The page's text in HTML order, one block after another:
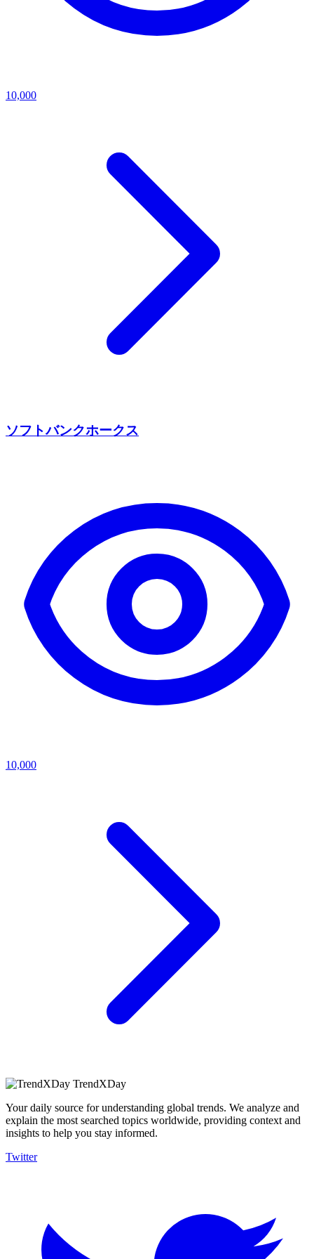
10,000
ソフトバンクホークス
10,000
TrendXDay
Your daily source for understanding global trends. We analyze and
explain the most searched topics worldwide, providing context and
insights to help you stay informed.
Twitter